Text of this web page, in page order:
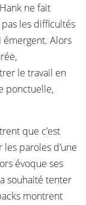
ne fait
les difficultés
Alors
le travail en
ponctuelle,
que c’est
paroles d’une
évoque ses
souhaité tenter
montrent